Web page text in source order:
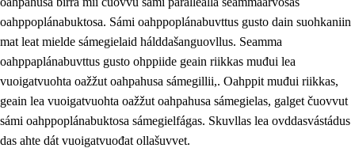
oahppoplánabuktosa. Sámi oahppoplánabuvttus gusto dain suohkaniin
mat leat mielde sámegielaid hálddašanguovllus. Seamma
oahppaplánabuvttus gusto ohppiide geain riikkas muđui lea
vuoigatvuohta oažžut oahpahusa sámegillii,. Oahppit muđui riikkas,
geain lea vuoigatvuohta oažžut oahpahusa sámegielas, galget čuovvut
sámi oahppoplánabuktosa sámegielfágas. Skuvllas lea ovddasvástádus
das ahte dát vuoigatvuođat ollašuvvet.